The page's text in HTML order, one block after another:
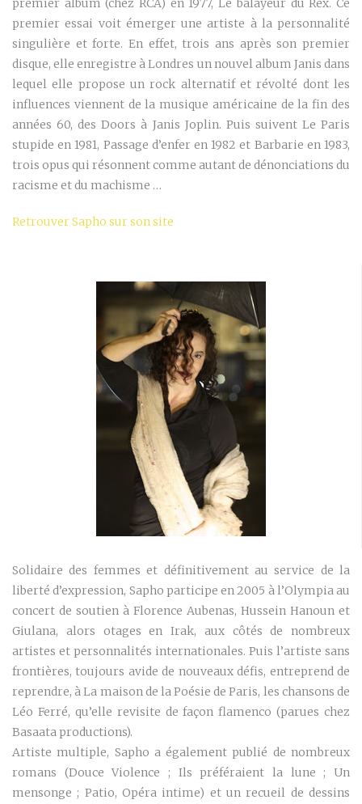
premier album (chez RCA) en 1977, Le balayeur du Rex. Ce
premier essai voit émerger une artiste à la personnalité
singulière et forte. En effet, trois ans après son premier
disque, elle enregistre à Londres un nouvel album Janis dans
lequel elle propose un rock alternatif et révolté dont les
influences viennent de la musique américaine de la fin des
années 60, des Doors à Janis Joplin. Puis suivent Le Paris
stupide en 1981, Passage d’enfer en 1982 et Barbarie en 1983,
trois opus qui résonnent comme autant de dénonciations du
racisme et du machisme …
Retrouver Sapho sur son site
Solidaire des femmes et définitivement au service de la
liberté d’expression, Sapho participe en 2005 à l’Olympia au
concert de soutien à Florence Aubenas, Hussein Hanoun et
Giulana, alors otages en Irak, aux côtés de nombreux
artistes et personnalités internationales. Puis l’artiste sans
frontières, toujours avide de nouveaux défis, entreprend de
reprendre, à La maison de la Poésie de Paris, les chansons de
Léo Ferré, qu’elle revisite de façon flamenco (parues chez
Basaata productions).
Artiste multiple, Sapho a également publié de nombreux
romans (Douce Violence ; Ils préféraient la lune ; Un
mensonge ; Patio, Opéra intime) et un recueil de dessins